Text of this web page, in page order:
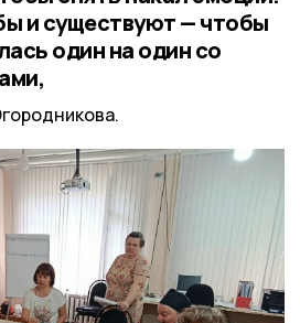
и существуют — чтобы
один на один со